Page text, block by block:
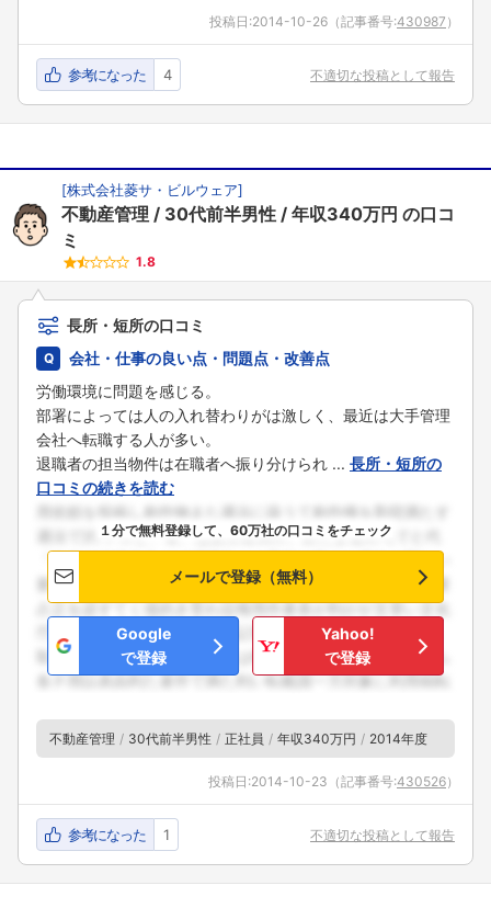
フォローしました
投稿日:2014-10-26 （記事番号:430987 ）
参考になった 4 不適切な投稿として報告
[株式会社菱サ・ビルウェア]
不動産管理 30代前半男性 年収340万円 の口コ
ミ
1.8
長所・短所の口コミ
会社・仕事の良い点・問題点・改善点
労働環境に問題を感じる。
部署によっては人の入れ替わりがは激しく、最近は大手管理
会社へ転職する人が多い。
退職者の担当物件は在職者へ振り分けられ ... 長所・短所の
口コミの続きを読む
１分で無料登録して、60万社の口コミをチェック
メールで登録（無料）
Google
で登録
Yahoo!
で登録
不動産管理 30代前半男性 正社員 年収340万円 2014年度
投稿日:2014-10-23 （記事番号:430526）
参考になった 1 不適切な投稿として報告